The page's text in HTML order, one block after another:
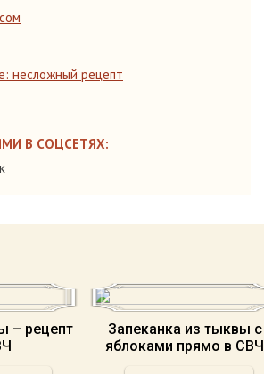
несложный рецепт
В СОЦСЕТЯХ:
– рецепт
Запеканка из тыквы с
яблоками прямо в СВЧ